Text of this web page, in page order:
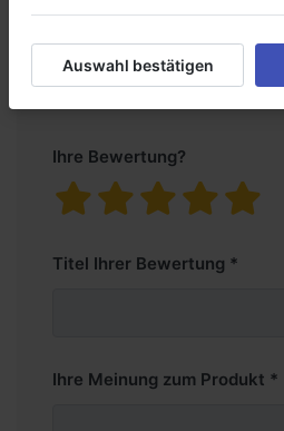
Bewertung verfassen.
Ihre Bewertung?
Titel Ihrer Bewertung
Ihre Meinung zum Produkt
Auswahl bestätigen